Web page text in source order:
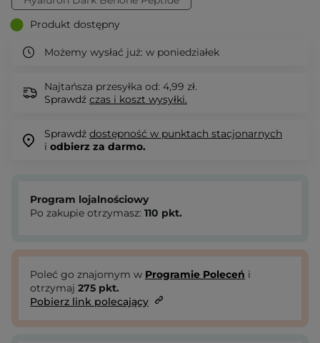
Produkt dostępny
Możemy wysłać już: w poniedziałek
Najtańsza przesyłka od: 4,99 zł.
Sprawdź czas i koszt wysyłki.
Sprawdź dostępność w punktach stacjonarnych
i odbierz za darmo.
Program lojalnościowy
Po zakupie otrzymasz: 110 pkt.
Poleć go znajomym w Programie Poleceń i
otrzymaj 275 pkt.
Pobierz link polecający